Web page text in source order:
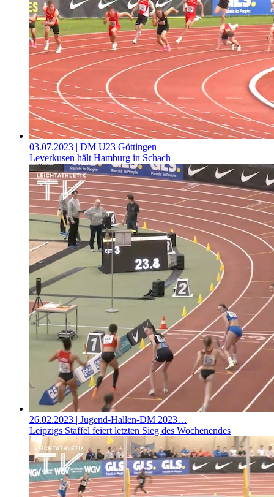
03.07.2023 | DM U23 Göttingen
Leverkusen hält Hamburg in Schach
26.02.2023 | Jugend-Hallen-DM 2023…
Leipzigs Staffel feiert letzten Sieg des Wochenendes